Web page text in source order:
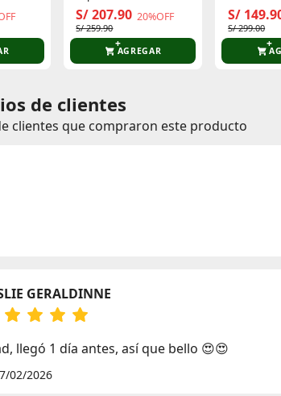
Mujer Street Mirage
S/ 207.90 20%OFF
S/ 259.90
AGREGAR
Legacy
S/
S/ 299.00
de clientes
clientes que compraron este producto
GERALDINNE
llegó 1 día antes, así que bello 😍😍
02/2026